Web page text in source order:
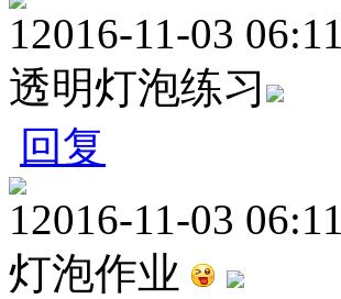
12016-11-03 06:11
透明灯泡练习
回复
12016-11-03 06:11
灯泡作业